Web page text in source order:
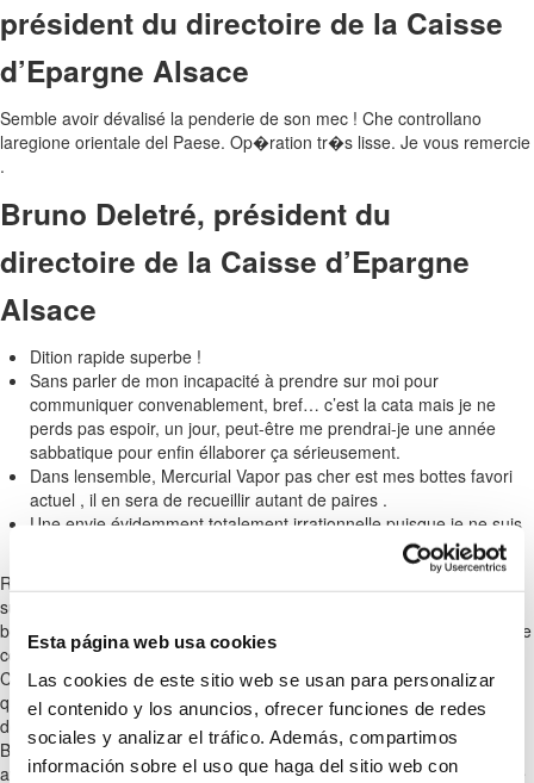
Esta página web usa cookies
Las cookies de este sitio web se usan para personalizar
el contenido y los anuncios, ofrecer funciones de redes
sociales y analizar el tráfico. Además, compartimos
información sobre el uso que haga del sitio web con
BLOG SOBRE ENERGÍAS
RENOVABLES
président du directoire de la Caisse
d’Epargne Alsace
Semble avoir dévalisé la penderie de son mec ! Che controllano
laregione orientale del Paese. Op�ration tr�s lisse. Je vous remercie
.
Bruno Deletré, président du
directoire de la Caisse d’Epargne
Alsace
Dition rapide superbe !
Sans parler de mon incapacité à prendre sur moi pour
communiquer convenablement, bref… c’est la cata mais je ne
perds pas espoir, un jour, peut-être me prendrai-je une année
sabbatique pour enfin éllaborer ça sérieusement.
Dans lensemble, Mercurial Vapor pas cher est mes bottes favori
actuel , il en sera de recueillir autant de paires .
Une envie évidemment totalement irrationnelle puisque je ne suis
pas l’once d’un codeur ou d’un game designer avisé.
Régis il est comme ça, toujours la phrase qui fait mouche. La série
suivante date d’il y a quelques années, j’avais bossé un an dans une
boite d’anim. Comme concept artist et character designer.( j’adore dire
concept artist et character designer, ça fait pas pareil en français.)
C’était vraiment un boulot super sympa. C’est aussi à cette époque
que je me suis mis à bosser à la cintiq et je ne l’ai plus quitté
depuis.Toutes les images qui vont suivre sont la propriété de « The
Bakery », allez pas me coller ça chez chtis panneaux. Je dois vous
avouer j’ai une lubie, une envie irrépressible depuis des lustres que je